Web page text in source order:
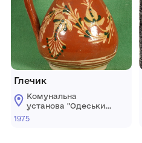
Глечик
Комунальна
установа "Одеський
національний
1975